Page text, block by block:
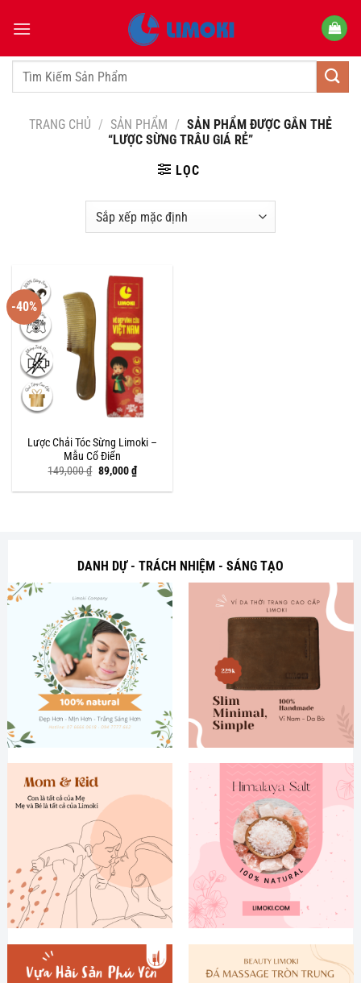
qua
dungTìm
TRANG CHỦ / SẢN PHẨM / SẢN PHẨM ĐƯỢC GẮN THẺ
“LƯỢC SỪNG TRÂU GIÁ RẺ”
LỌC
-40%
Lược Chải Tóc Sừng Limoki –
Mẫu Cổ Điển
149,000₫ Giá
gốc
là:
89,000₫Giá
hiện
tại
DANH DỰ - TRÁCH NHIỆM - SÁNG TẠO